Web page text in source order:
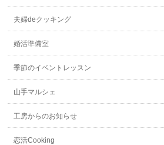
夫婦deクッキング
婚活準備室
季節のイベントレッスン
山手マルシェ
工房からのお知らせ
恋活Cooking